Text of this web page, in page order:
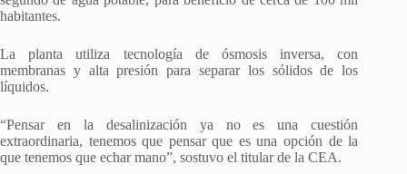
habitantes.
La planta utiliza tecnología de ósmosis inversa, con
membranas y alta presión para separar los sólidos de los
líquidos.
“Pensar en la desalinización ya no es una cuestión
extraordinaria, tenemos que pensar que es una opción de la
que tenemos que echar mano”, sostuvo el titular de la CEA.